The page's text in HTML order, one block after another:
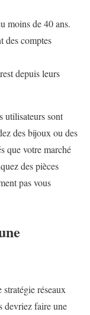
moins de 40 ans.
des comptes
depuis leurs
utilisateurs sont
des bijoux ou des
que votre marché
des pièces
pas vous
réseaux
devriez faire une